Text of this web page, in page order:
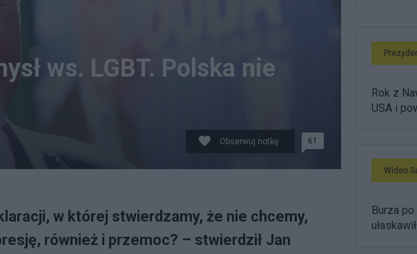
ws. LGBT. Polska nie
Obserwuj notkę 61
w której stwierdzamy, że nie chcemy,
również i przemoc? – stwierdził Jan
Rok z
USA i
Wideo
Burza